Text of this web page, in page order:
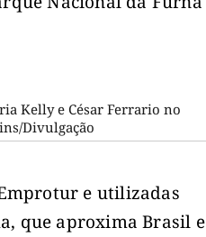
Kelly e César Ferrario no
Divulgação
e utilizadas
que aproxima Brasil e